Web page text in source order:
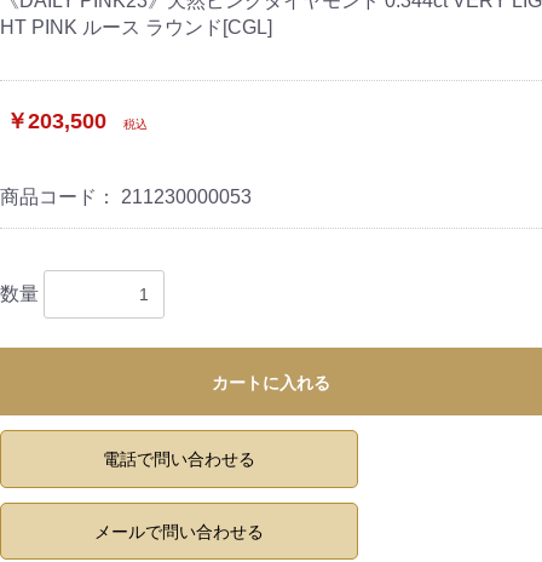
HT PINK ルース ラウンド[CGL]
￥203,500 税込
商品コード： 211230000053
数量
カートに入れる
電話で問い合わせる
メールで問い合わせる